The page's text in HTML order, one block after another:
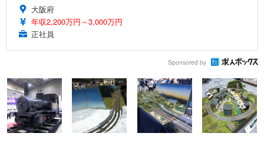
大阪府
年収2,200万円～3,000万円
正社員
Sponsored by